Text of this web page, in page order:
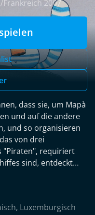
2007
dass sie, um Mapà
und auf die andere
und so organisieren
von drei
"Piraten", requiriert
sind, entdeckt
Absicht haben, sie
vom Schiff zu
sie rettet und sie
, Luxemburgisch